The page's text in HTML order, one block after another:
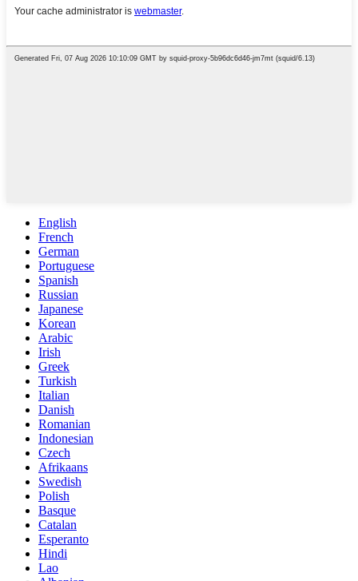
English
French
German
Portuguese
Spanish
Russian
Japanese
Korean
Arabic
Irish
Greek
Turkish
Italian
Danish
Romanian
Indonesian
Czech
Afrikaans
Swedish
Polish
Basque
Catalan
Esperanto
Hindi
Lao